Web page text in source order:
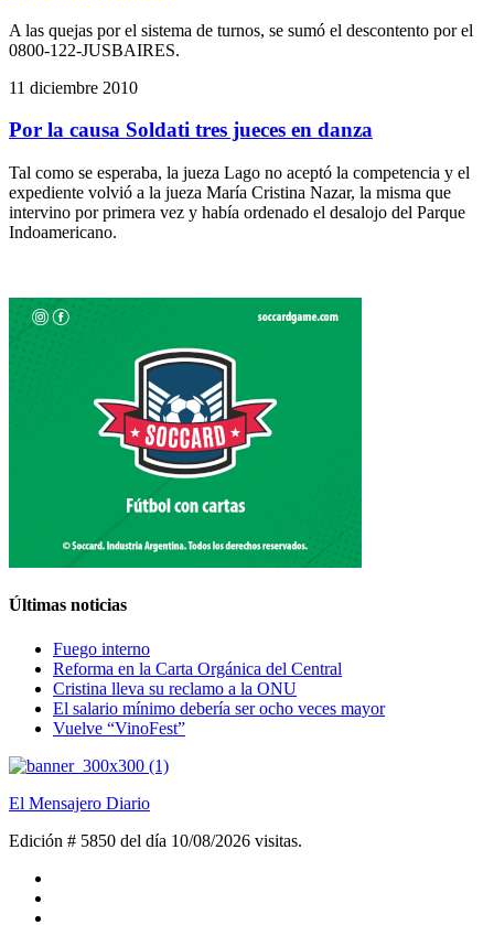
A las quejas por el sistema de turnos, se sumó el descontento por el
0800-122-JUSBAIRES.
11 diciembre 2010
Por la causa Soldati tres jueces en danza
Tal como se esperaba, la jueza Lago no aceptó la competencia y el
expediente volvió a la jueza María Cristina Nazar, la misma que
intervino por primera vez y había ordenado el desalojo del Parque
Indoamericano.
Últimas noticias
Fuego interno
Reforma en la Carta Orgánica del Central
Cristina lleva su reclamo a la ONU
El salario mínimo debería ser ocho veces mayor
Vuelve “VinoFest”
El Mensajero Diario
Edición # 5850 del día 10/08/2026 visitas.